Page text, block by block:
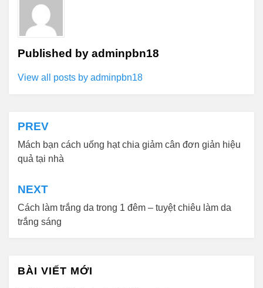
Published by adminpbn18
View all posts by adminpbn18
Điều
hướng
bài
PREV
Mách bạn cách uống hạt chia giảm cân đơn giản hiệu
quả tại nhà
NEXT
Cách làm trắng da trong 1 đêm – tuyệt chiêu làm da
trắng sáng
BÀI VIẾT MỚI